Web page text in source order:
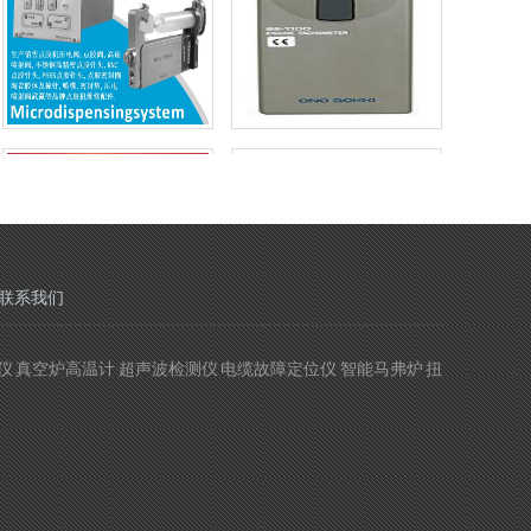
系我们
真空炉高温计 超声波检测仪 电缆故障定位仪 智能马弗炉 扭